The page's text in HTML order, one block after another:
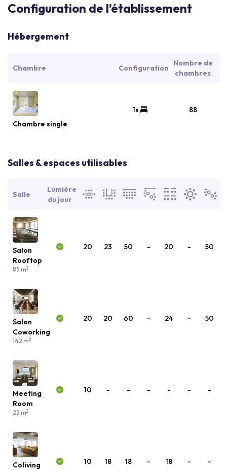
Configuration de l’établissement
Hébergement
Chambre Configuration
Nombre de
chambres
Chambre single
1x 88
Salles & espaces utilisables
Salle
Lumière
du jour
Salon
Rooftop
85 m2
20 23 50 - 20 - 50
Salon
Coworking
142 m2
20 20 60 - 24 - 50
Meeting
Room
22 m2
10 - - - - - -
Coliving
10 18 18 - 18 - -